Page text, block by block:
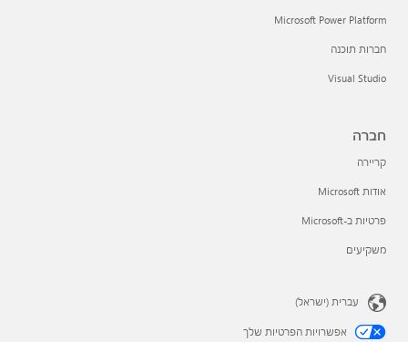
Microsoft Power Platform
חברות תוכנה
Visual Studio
חברה
קריירה
אודות Microsoft
פרטיות ב-Microsoft
משקיעים
עברית (ישראל)
אפשרויות הפרטיות שלך